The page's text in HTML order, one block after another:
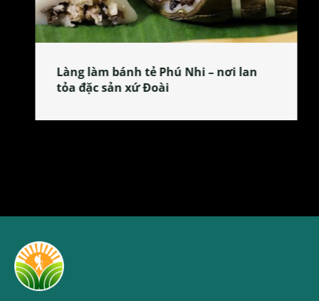
Làng làm bánh tẻ Phú Nhi – nơi lan
tỏa đặc sản xứ Đoài